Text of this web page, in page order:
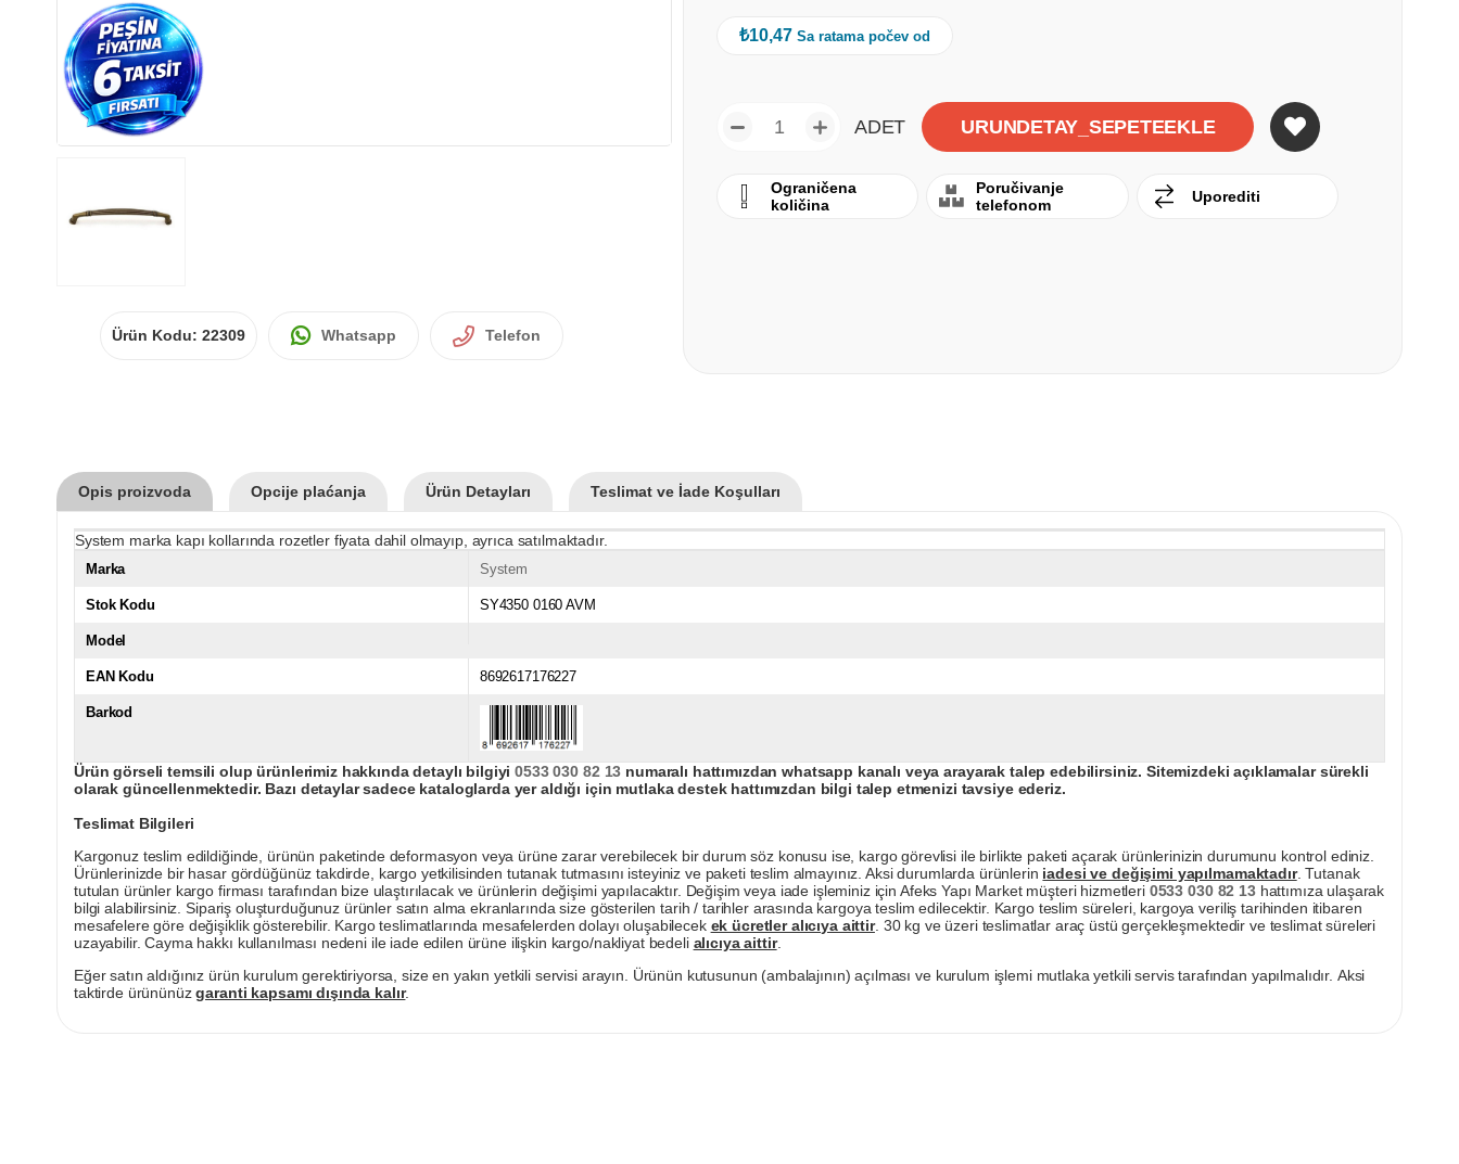
Ürün Kodu: 22309 Whatsapp Telefon
₺10,47 Sa ratama počev od
ADET
Ograničena
količina
Poručivanje
telefonom
Uporediti
Opis proizvoda Opcije plaćanja Ürün Detayları Teslimat ve İade Koşulları
System marka kapı kollarında rozetler fiyata dahil olmayıp, ayrıca satılmaktadır.
Marka System
Stok Kodu SY4350 0160 AVM
Model
EAN Kodu 8692617176227
Barkod
Ürün görseli temsili olup ürünlerimiz hakkında detaylı bilgiyi0533 030 82 13 numaralı hattımızdan whatsapp kanalı veya arayarak talep edebilirsiniz. Sitemizdeki açıklamalar sürekli
olarak güncellenmektedir. Bazı detaylar sadece kataloglarda yer aldığı için mutlaka destek hattımızdan bilgi talep etmenizi tavsiye ederiz.
Teslimat Bilgileri
Kargonuz teslim edildiğinde, ürünün paketinde deformasyon veya ürüne zarar verebilecek bir durum söz konusu ise, kargo görevlisi ile birlikte paketi açarak ürünlerinizin durumunu kontrol ediniz.
Ürünlerinizde bir hasar gördüğünüz takdirde, kargo yetkilisinden tutanak tutmasını isteyiniz ve paketi teslim almayınız. Aksi durumlarda ürünlerin iadesi ve değişimi yapılmamaktadır. Tutanak
tutulan ürünler kargo firması tarafından bize ulaştırılacak ve ürünlerin değişimi yapılacaktır. Değişim veya iade işleminiz için Afeks Yapı Market müşteri hizmetleri 0533 030 82 13hattımıza ulaşarak
bilgi alabilirsiniz. Sipariş oluşturduğunuz ürünler satın alma ekranlarında size gösterilen tarih / tarihler arasında kargoya teslim edilecektir. Kargo teslim süreleri, kargoya veriliş tarihinden itibaren
mesafelere göre değişiklik gösterebilir. Kargo teslimatlarında mesafelerden dolayı oluşabilecek ek ücretler alıcıya aittir. 30 kg ve üzeri teslimatlar araç üstü gerçekleşmektedir ve teslimat süreleri
uzayabilir. Cayma hakkı kullanılması nedeni ile iade edilen ürüne ilişkin kargo/nakliyat bedeli alıcıya aittir.
Eğer satın aldığınız ürün kurulum gerektiriyorsa, size en yakın yetkili servisi arayın. Ürünün kutusunun (ambalajının) açılması ve kurulum işlemi mutlaka yetkili servis tarafından yapılmalıdır. Aksi
taktirde ürününüzgaranti kapsamı dışında kalır.